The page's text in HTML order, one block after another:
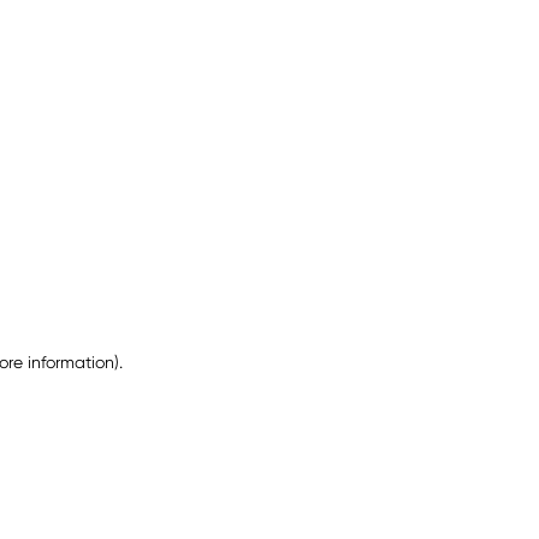
information).